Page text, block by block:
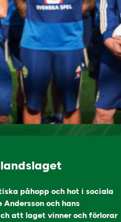
påhopp och hot i sociala
och hans
att laget vinner och förlorar